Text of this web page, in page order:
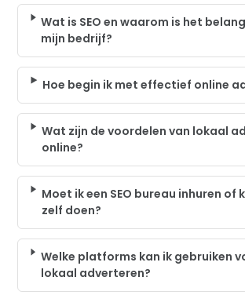
Wat is SEO en waarom is het
mijn bedrijf?
Hoe begin ik met effectief online
Wat zijn de voordelen van lokaal
online?
Moet ik een SEO bureau inhuren of
zelf doen?
Welke platforms kan ik gebruiken
lokaal adverteren?